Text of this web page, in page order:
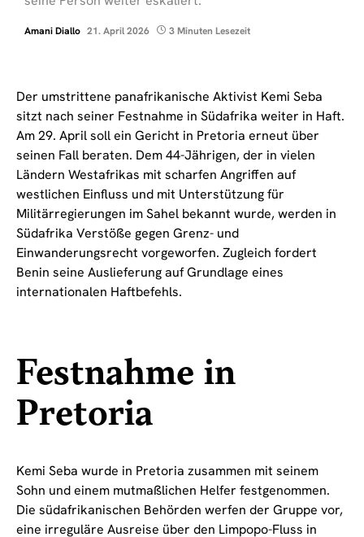
Amani Diallo 21. April 2026 3 Minuten Lesezeit
Der umstrittene panafrikanische Aktivist Kemi Seba
sitzt nach seiner Festnahme in Südafrika weiter in Haft.
Am 29. April soll ein Gericht in Pretoria erneut über
seinen Fall beraten. Dem 44-Jährigen, der in vielen
Ländern Westafrikas mit scharfen Angriffen auf
westlichen Einfluss und mit Unterstützung für
Militärregierungen im Sahel bekannt wurde, werden in
Südafrika Verstöße gegen Grenz- und
Einwanderungsrecht vorgeworfen. Zugleich fordert
Benin seine Auslieferung auf Grundlage eines
internationalen Haftbefehls.
Festnahme in
Pretoria
Kemi Seba wurde in Pretoria zusammen mit seinem
Sohn und einem mutmaßlichen Helfer festgenommen.
Die südafrikanischen Behörden werfen der Gruppe vor,
eine irreguläre Ausreise über den Limpopo-Fluss in